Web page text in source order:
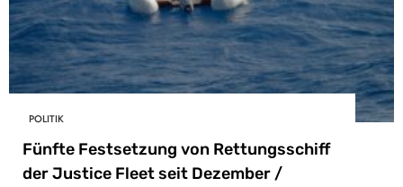
POLITIK
Fünfte Festsetzung von Rettungsschiff
der Justice Fleet seit Dezember /